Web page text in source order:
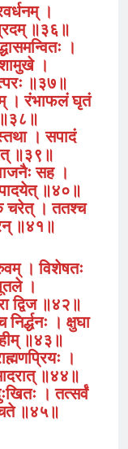
।
॥३६॥
।
।
॥३७॥
। रंभाफलं घृतं
॥३८॥
। सपादं
॥३९॥
सह ।
॥४०॥
चरेत्‌ । ततश्च
॥४१॥
। विशेषतः
।
द्विज ॥४२॥
। क्षुघा
॥४३॥
।
॥४४॥
। तत्सर्वं
॥४५॥